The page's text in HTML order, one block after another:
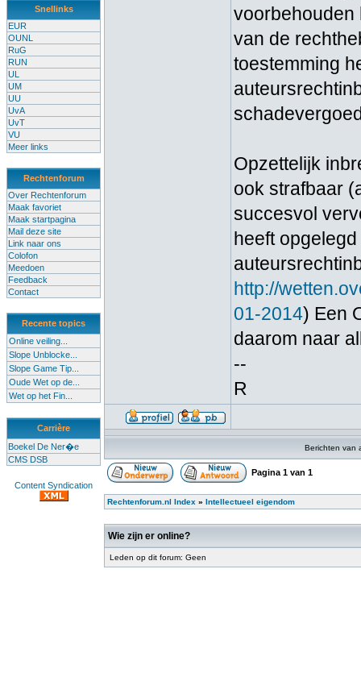
Snellinks
EUR
OUNL
RuG
RUN
UL
UM
UU
UvA
UvT
VU
Meer links
Rechtenforum
Over Rechtenforum
Maak favoriet
Maak startpagina
Mail deze site
Link naar ons
Colofon
Meedoen
Feedback
Contact
Recente topics
Online veiling...
Slope Unblocke...
Slope Game Tip...
Oude Wet op de...
Wet op het Fin...
Carrière
Boekel De Ner�e
CMS DSB
Content Syndication
voorbehouden
van de
toestemming
Opzettelijk
ook strafbaar
succesvol
heeft
http://
01-2014) Een
daarom naar
--
R
Berichten van
Pagina 1 van 1
Rechtenforum.nl Index » Intellectueel eigendom
Wie zijn er online?
Leden op dit forum: Geen